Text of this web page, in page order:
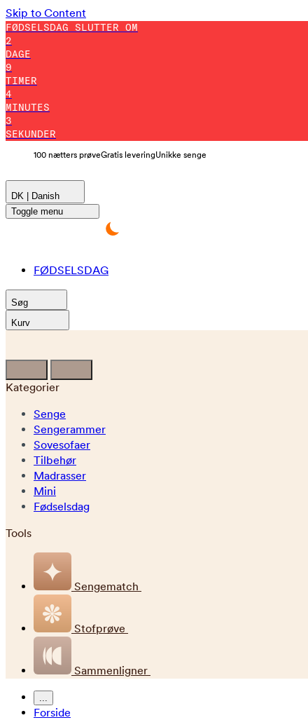
Skip to Content
FØDSELSDAG SLUTTER OM
2
DAGE
9
TIMER
4
MINUTES
1
SEKUNDER
100 nætters prøveGratis leveringUnikke senge
DK | Danish
Toggle menu
FØDSELSDAG
Søg
Kurv
Kategorier
Senge
Sengerammer
Sovesofaer
Tilbehør
Madrasser
Mini
Fødselsdag
Tools
Sengematch
Stofprøve
Sammenligner
...
Forside